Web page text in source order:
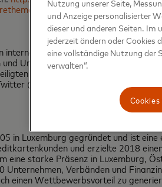
.
internationales
und Unternehmen in über 210
einfacher, sicherer und
@MastercardDE, reden Sie mit
in Luxemburg gegründet und ist
und erzielte 2018
eine starke Präsenz in Luxemburg,
Verbänden und
einen Wettbewerbsvorteil zu
Nutzung unserer Seite,
und Anzeige personalisierter
dieser und anderen Seiten. Im
jederzeit ändern oder Cookies
eine vollständige Nutzung der
verwalten“.